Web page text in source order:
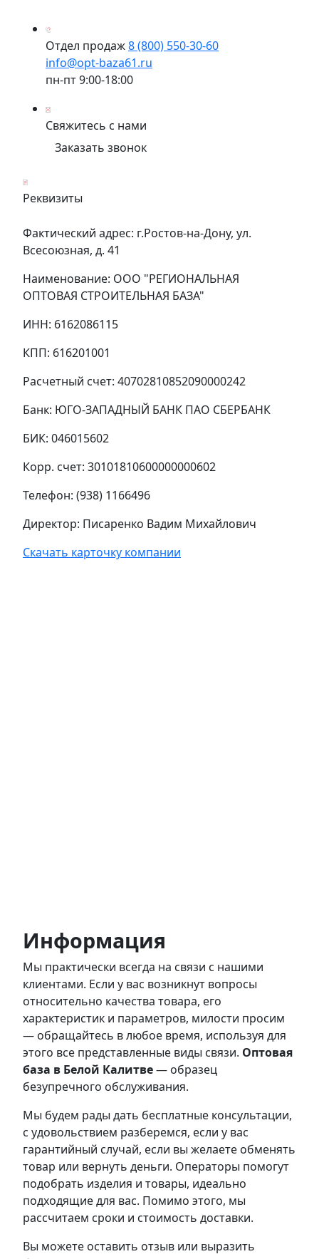
Отдел продаж8 (800) 550-30-60
info@opt-baza61.ru
пн-пт 9:00-18:00
Свяжитесь с нами
Заказать звонок
Реквизиты
Фактический адрес: г.Ростов-на-Дону, ул.
Всесоюзная, д. 41
Наименование: ООО "РЕГИОНАЛЬНАЯ
ОПТОВАЯ СТРОИТЕЛЬНАЯ БАЗА"
ИНН: 6162086115
КПП: 616201001
Расчетный счет: 40702810852090000242
Банк: ЮГО-ЗАПАДНЫЙ БАНК ПАО СБЕРБАНК
БИК: 046015602
Корр. счет: 30101810600000000602
Телефон: (938) 1166496
Директор: Писаренко Вадим Михайлович
Скачать карточку компании
Информация
Мы практически всегда на связи с нашими
клиентами. Если у вас возникнут вопросы
относительно качества товара, его
характеристик и параметров, милости просим
— обращайтесь в любое время, используя для
этого все представленные виды связи. Оптовая
база в Белой Калитве— образец
безупречного обслуживания.
Мы будем рады дать бесплатные консультации,
с удовольствием разберемся, если у вас
гарантийный случай, если вы желаете обменять
товар или вернуть деньги. Операторы помогут
подобрать изделия и товары, идеально
подходящие для вас. Помимо этого, мы
рассчитаем сроки и стоимость доставки.
Вы можете оставить отзыв или выразить